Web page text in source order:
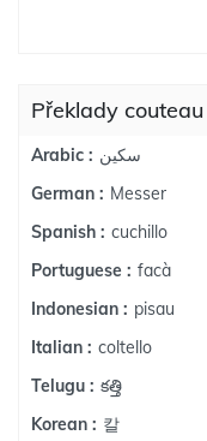
Překlady couteau
Arabic : سكين
German : Messer
Spanish : cuchillo
Portuguese : facà
Indonesian : pisau
Italian : coltello
Telugu : కత్తి
Korean : 칼